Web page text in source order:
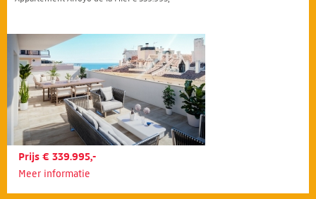
Prijs € 339.995,-
Meer informatie